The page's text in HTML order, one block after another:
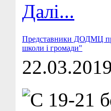
Далі...
Представники ДОДМЦ
школи і громади"
С 19-21